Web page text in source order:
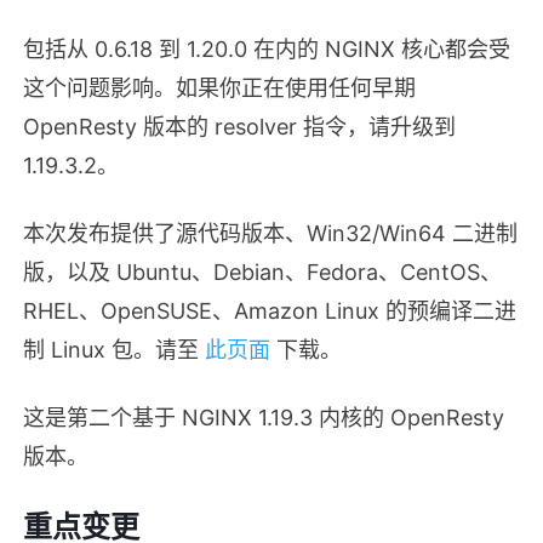
包括从 0.6.18 到 1.20.0 在内的 NGINX 核心都会受
这个问题影响。如果你正在使用任何早期
OpenResty 版本的 resolver 指令，请升级到
1.19.3.2。
本次发布提供了源代码版本、Win32/Win64 二进制
版，以及 Ubuntu、Debian、Fedora、CentOS、
RHEL、OpenSUSE、Amazon Linux 的预编译二进
制 Linux 包。请至 此页面 下载。
这是第二个基于 NGINX 1.19.3 内核的 OpenResty
版本。
重点变更